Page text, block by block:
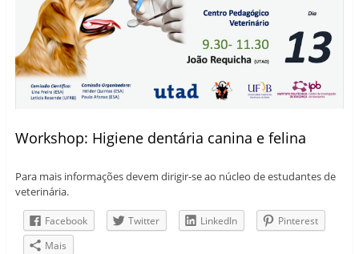
Workshop: Higiene dentária canina e felina
Para mais informações devem dirigir-se ao núcleo de estudantes de
veterinária.
Facebook Twitter LinkedIn
Pinterest
Mais